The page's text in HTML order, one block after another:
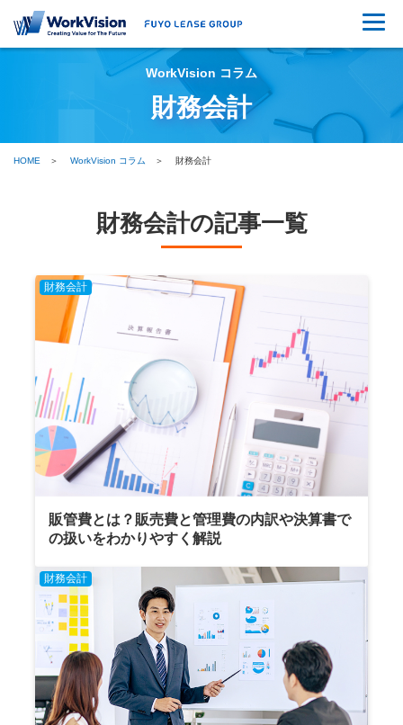
WorkVision コラム
財務会計
HOME WorkVision コラム 財務会計
財務会計の記事一覧
財務会計
販管費とは？販売費と管理費の内訳や決算書で
の扱いをわかりやすく解説
財務会計